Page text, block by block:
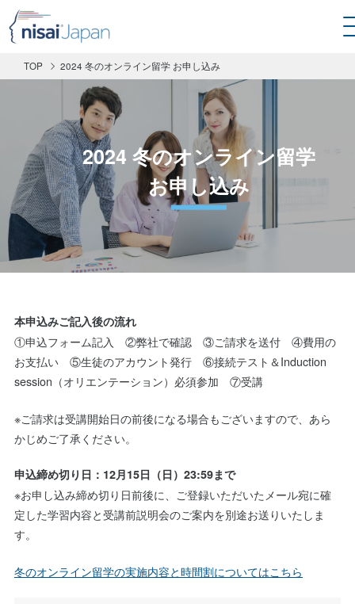
TOP 2024 冬のオンライン留学 お申し込み
2024 冬のオンライン留学
お申し込み
本申込みご記入後の流れ
①申込フォーム記入 ②弊社で確認 ③ご請求を送付 ④費用の
お支払い ⑤生徒のアカウント発行 ⑥接続テスト＆Induction
session（オリエンテーション）必須参加 ⑦受講
※ご請求は受講開始日の前後になる場合もございますので、あら
かじめご了承ください。
申込締め切り日：12月15日（日）23:59まで
※お申し込み締め切り日前後に、ご登録いただいたメール宛に確
定した学習内容と受講前説明会のご案内を別途お送りいたしま
す。
冬のオンライン留学の実施内容と時間割についてはこちら